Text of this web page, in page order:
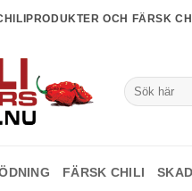
OCH FÄRSK
Sök
efter:
FÄRSK CHILI